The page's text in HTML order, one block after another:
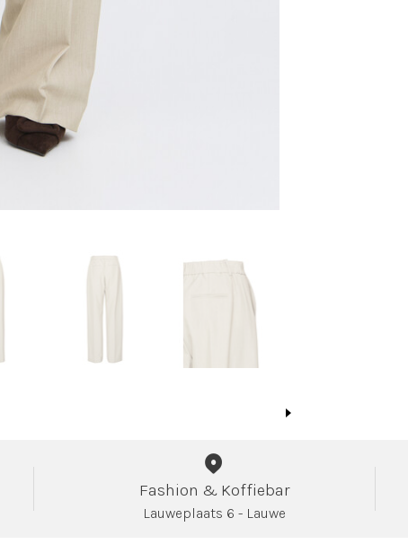
Fashion & Koffiebar
Lauweplaats 6 - Lauwe